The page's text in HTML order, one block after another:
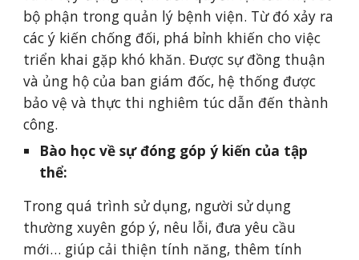
bộ phận trong quản lý bệnh viện. Từ đó xảy ra
các ý kiến chống đối, phá bỉnh khiến cho việc
triển khai gặp khó khăn. Được sự đồng thuận
và ủng hộ của ban giám đốc, hệ thống được
bảo vệ và thực thi nghiêm túc dẫn đến thành
công.
Bào học về sự đóng góp ý kiến của tập
thể:
Trong quá trình sử dụng, người sử dụng
thường xuyên góp ý, nêu lỗi, đưa yêu cầu
mới… giúp cải thiện tính năng, thêm tính